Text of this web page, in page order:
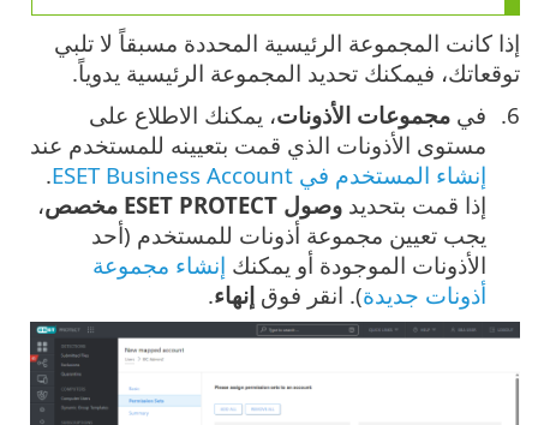
إذا كانت المجموعة الرئيسية المحددة مسبقاً لا تلبي
توقعاتك، فيمكنك تحديد المجموعة الرئيسية يدوياً.
في مجموعات الأذونات، يمكنك الاطلاع على
مستوى الأذونات الذي قمت بتعيينه للمستخدم عند
إنشاء المستخدم في ESET Business Account
.
إذا قمت بتحديد وصول ESET PROTECT مخصص
،
يجب تعيين مجموعة أذونات للمستخدم (أحد
الأذونات الموجودة أو يمكنك إنشاء مجموعة
أذونات جديدة). انقر فوق إنهاء.